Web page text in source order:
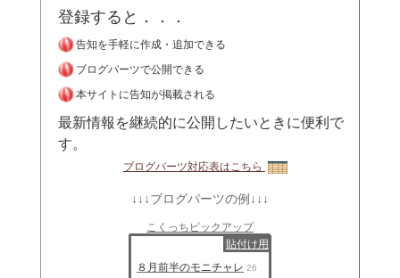
登録すると．．．
告知を手軽に作成・追加できる
ブログパーツで公開できる
本サイトに告知が掲載される
最新情報を継続的に公開したいときに便利で
す。
ブログパーツ対応表はこちら
↓↓↓ブログパーツの例↓↓↓
こくっちピックアップ
貼付け用
８月前半のモニチャレ 26